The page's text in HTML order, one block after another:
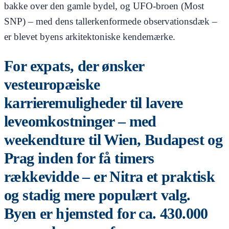
bakke over den gamle bydel, og UFO-broen (Most
SNP) – med dens tallerkenformede observationsdæk –
er blevet byens arkitektoniske kendemærke.
For expats, der ønsker
vesteuropæiske
karrieremuligheder til lavere
leveomkostninger – med
weekendture til Wien, Budapest og
Prag inden for få timers
rækkevidde – er Nitra et praktisk
og stadig mere populært valg.
Byen er hjemsted for ca. 430.000